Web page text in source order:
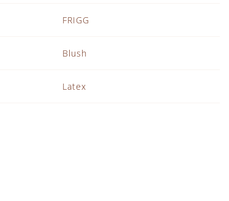
FRIGG
Blush
Latex